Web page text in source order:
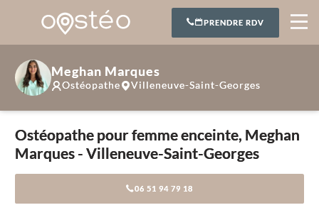
PRENDRE RDV
Meghan Marques
Ostéopathe Villeneuve-Saint-Georges
Ostéopathe pour femme enceinte, Meghan
Marques - Villeneuve-Saint-Georges
06 51 94 79 18